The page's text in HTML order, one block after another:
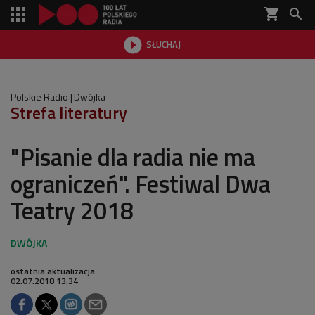
shopping_cart 
 SŁUCHAJ

Polskie Radio Dwójka
Strefa literatury
"Pisanie dla radia nie ma
ograniczeń". Festiwal Dwa
Teatry 2018
ostatnia aktualizacja:
02.07.2018 13:34